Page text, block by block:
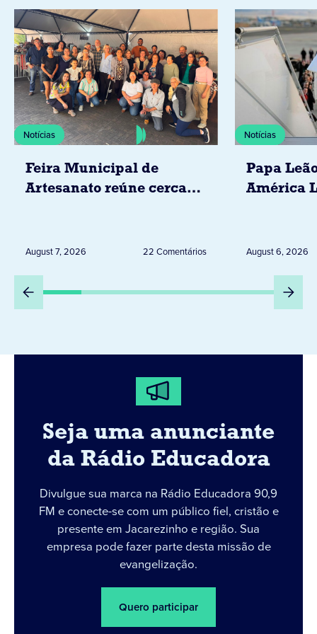
Notícias
Feira Municipal de
Artesanato reúne cerca
August 7, 2026 22 Comentários
Notícias
Papa
América
Peru
August 6, 2026
Seja uma anunciante
da Rádio Educadora
Divulgue sua marca na Rádio Educadora 90,9
FM e conecte-se com um público fiel, cristão e
presente em Jacarezinho e região. Sua
empresa pode fazer parte desta missão de
evangelização.
Quero participar